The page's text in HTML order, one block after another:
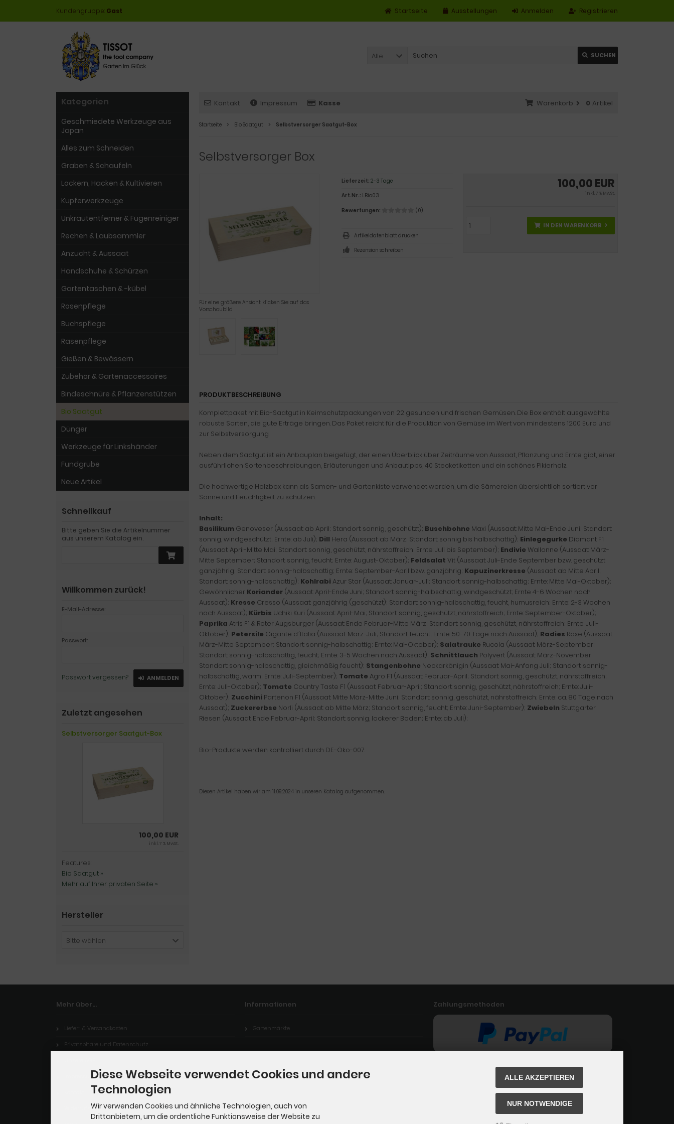
Kundengruppe: Gast Registrieren
Anmelden
Ausstellungen
Startseite
Alle SUCHEN
Kontakt Impressum Kasse Warenkorb 0 Artikel
Startseite Bio Saatgut Selbstversorger Saatgut-Box
Selbstversorger Box
Für eine größere Ansicht klicken Sie auf das
Vorschaubild
100,00 EUR
inkl. 7 % MwSt.
IN DEN WARENKORB
Lieferzeit: 2-3 Tage
Art.Nr.: LBio03
Bewertungen:
(0)
Artikeldatenblatt drucken
Rezension schreiben
PRODUKTBESCHREIBUNG
Komplettpaket mit Bio-Saatgut in Keimschutzpackungen von 22 gesunden und frischen Gemüsen. Die Box enthält ausgewählte
robuste Sorten, die gute Erträge bringen. Das Paket reicht für die Produktion von Gemüse im Wert von mindestens 1200 Euro und
zur Selbstversorgung.
Neben dem Saatgut ist ein Anbauplan beigefügt, der einen Überblick über Zeiträume von Aussaat, Pflanzung und Ernte gibt, einer
ausführlichen Sortenbeschreibungen, Erläuterungen und Anbautipps, 40 Stecketiketten und ein schönes Pikierholz.
Die hochwertige Holzbox kann als Samen- und Gartenkiste verwendet werden, um die Sämereien übersichtlich sortiert vor
Sonne und Feuchtigkeit zu schützen.
Inhalt:
Basilikum Genoveser (Aussaat: ab April; Standort: sonnig, geschützt); Buschbohne Maxi (Aussaat: Mitte Mai-Ende Juni; Standort:
sonnig, windgeschützt; Ernte: ab Juli); Dill Hera (Aussaat: ab März; Standort: sonnig bis halbschattig); Einlegegurke Diamant F1
(Aussaat: April-Mitte Mai; Standort: sonnig, geschützt, nährstoffreich; Ernte: Juli bis September); Endivie Wallonne (Aussaat: März-
Mitte September; Standort: sonnig, feucht; Ernte: August-Oktober); Feldsalat Vit (Aussaat: Juli-Ende September bzw. geschützt
ganzjährig; Standort: sonnig-halbschattig; Ernte: September-April bzw. ganzjährig; Kapuzinerkresse (Aussaat: ab Mitte April;
Standort: sonnig-halbschattig); Kohlrabi Azur Star (Aussaat: Januar-Juli; Standort: sonnig-halbschattig; Ernte: Mitte Mai-Oktober);
Gewöhnlicher Koriander (Aussaat: April-Ende Juni; Standort: sonnig-halbschattig, windgeschützt; Ernte 4-6 Wochen nach
Aussaat); Kresse Cresso (Aussaat: ganzjährig (geschützt); Standort: sonnig-halbschattig, feucht, humusreich; Ernte: 2-3 Wochen
nach Aussaat); Kürbis Uchiki Kuri (Aussaat: April-Mai; Standort: sonnig, geschützt, nährstoffreich; Ernte: September-Oktober);
Paprika Atris F1 & Roter Augsburger (Aussaat: Ende Februar-Mitte März; Standort: sonnig, geschützt, nährstoffreich; Ernte: Juli-
Oktober); Petersile Gigante d´Italia (Aussaat: März-Juli; Standort: feucht; Ernte: 50-70 Tage nach Aussaat); Radies Raxe (Aussaat:
März-Mitte September; Standort: sonnig-halbschattig; Ernte: Mai-Oktober); Salatrauke Rucola (Aussaat: März-September;
Standort: sonnig-halbschattig, feucht; Ernte: 3-5 Wochen nach Aussaat); Schnittlauch Polyvert (Aussaat: März-November;
Standort: sonnig-halbschattig, gleichmäßig feucht); Stangenbohne Neckarkönigin (Aussaat: Mai-Anfang Juli; Standort: sonnig-
halbschattig, warm; Ernte: Juli-September); Tomate Agro F1 (Aussaat: Februar-April; Standort: sonnig, geschützt, nährstoffreich;
Ernte: Juli-Oktober); Tomate Country Taste F1 (Aussaat: Februar-April; Standort: sonnig, geschützt, nährstoffreich; Ernte: Juli-
Oktober); Zucchini Partenon F1 (Aussaat: Mitte März-Mitte Juni; Standort: sonnig, geschützt, nährstoffreich; Ernte: ca. 80 Tage nach
Aussaat); Zuckererbse Norli (Aussaat: ab Mitte März; Standort: sonnig, feucht; Ernte: Juni-September); Zwiebeln Stuttgarter
Riesen (Aussaat: Ende Februar-April; Standort: sonnig, lockerer Boden; Ernte: ab Juli);
Bio-Produkte werden kontrolliert durch DE-Öko-007.
Diesen Artikel haben wir am 11.09.2024 in unseren Katalog aufgenommen.
Kategorien
Geschmiedete Werkzeuge aus
Japan
Alles zum Schneiden
Graben & Schaufeln
Lockern, Hacken & Kultivieren
Kupferwerkzeuge
Unkrautentferner & Fugenreiniger
Rechen & Laubsammler
Anzucht & Aussaat
Handschuhe & Schürzen
Gartentaschen & -kübel
Rosenpflege
Buchspflege
Rasenpflege
Gießen & Bewässern
Zubehör & Gartenaccessoires
Bindeschnüre & Pflanzenstützen
Bio Saatgut
Dünger
Werkzeuge für Linkshänder
Fundgrube
Neue Artikel
Schnellkauf
Bitte geben Sie die Artikelnummer
aus unserem Katalog ein.
Willkommen zurück!
E-Mail-Adresse:
Passwort:
Passwort vergessen? ANMELDEN
Zuletzt angesehen
Selbstversorger Saatgut-Box
100,00 EUR
inkl. 7 % MwSt.
Features:
Bio Saatgut »
Mehr auf Ihrer privaten Seite »
Hersteller
Bitte wählen
Mehr über...
Liefer- & Versandkosten
Privatsphäre und Datenschutz
Impressum
Widerrufsrecht
Informationen
Gartenmärkte
Zahlungsmethoden
Diese Webseite verwendet Cookies und andere
Technologien
Wir verwenden Cookies und ähnliche Technologien, auch von
Drittanbietern, um die ordentliche Funktionsweise der Website zu
ALLE AKZEPTIEREN
NUR NOTWENDIGE